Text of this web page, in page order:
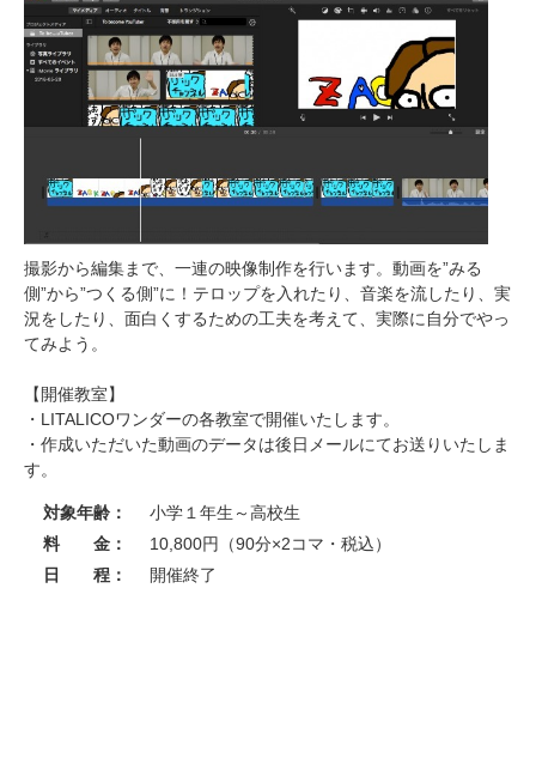
撮影から編集まで、一連の映像制作を行います。動画を”みる
側”から”つくる側”に！テロップを入れたり、音楽を流したり、実
況をしたり、面白くするための工夫を考えて、実際に自分でやっ
てみよう。
【開催教室】
・LITALICOワンダーの各教室で開催いたします。
・作成いただいた動画のデータは後日メールにてお送りいたしま
す。
対象年齢：
小学１年生～高校生
料 金：
10,800円（90分×2コマ・税込）
日 程：
開催終了